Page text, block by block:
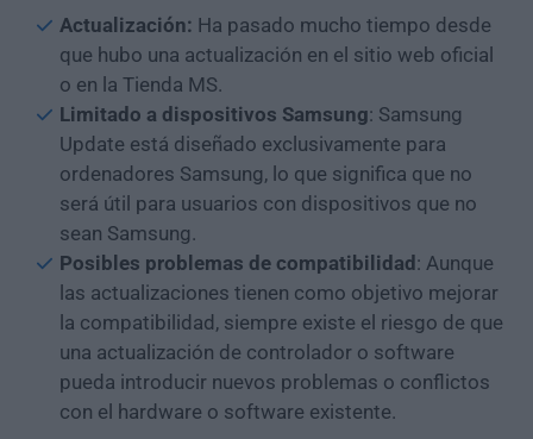
Actualización: Ha pasado mucho tiempo desde
que hubo una actualización en el sitio web oficial
o en la Tienda MS.
Limitado a dispositivos Samsung: Samsung
Update está diseñado exclusivamente para
ordenadores Samsung, lo que significa que no
será útil para usuarios con dispositivos que no
sean Samsung.
Posibles problemas de compatibilidad : Aunque
las actualizaciones tienen como objetivo mejorar
la compatibilidad, siempre existe el riesgo de que
una actualización de controlador o software
pueda introducir nuevos problemas o conflictos
con el hardware o software existente.